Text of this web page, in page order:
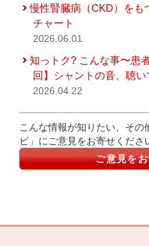
慢性腎臓病（CKD）をも
チャート
2026.06.01
知っトク? こんな事〜患
回】シャントの音、聴
2026.04.22
こんな情報が知りたい、その
ビ」にご意見をお寄せくださ
ご意見を